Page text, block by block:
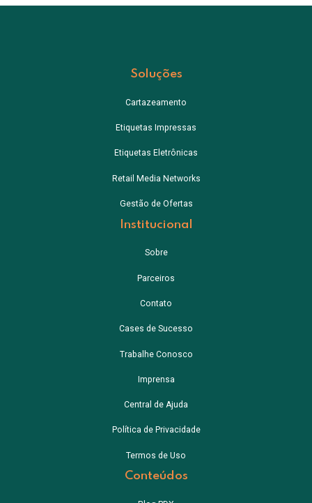
Soluções
Cartazeamento
Etiquetas Impressas
Etiquetas Eletrônicas
Retail Media Networks
Gestão de Ofertas
Institucional
Sobre
Parceiros
Contato
Cases de Sucesso
Trabalhe Conosco
Imprensa
Central de Ajuda
Política de Privacidade
Termos de Uso
Conteúdos